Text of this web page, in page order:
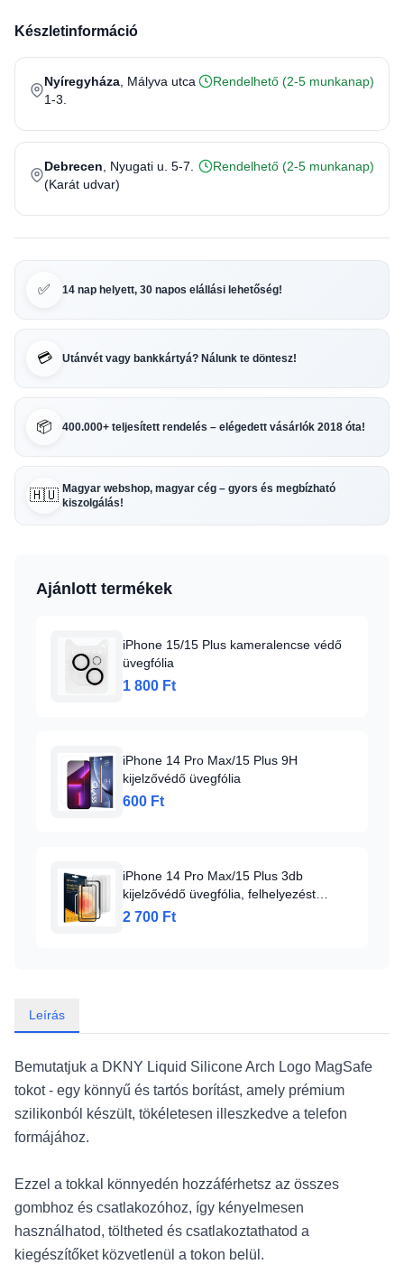
Készletinformáció
Nyíregyháza , Mályva utca
1-3.
Rendelhető (2-5 munkanap)
Debrecen , Nyugati u. 5-7.
(Karát udvar)
Rendelhető (2-5 munkanap)
✅ 14 nap helyett, 30 napos elállási lehetőség!
💳 Utánvét vagy bankkártyá? Nálunk te döntesz!
📦 400.000+ teljesített rendelés – elégedett vásárlók 2018 óta!
🇭🇺 Magyar webshop, magyar cég – gyors és megbízható
kiszolgálás!
Ajánlott termékek
iPhone 15/15 Plus kameralencse védő
üvegfólia
1 800 Ft
iPhone 14 Pro Max/15 Plus 9H
kijelzővédő üvegfólia
600 Ft
iPhone 14 Pro Max/15 Plus 3db
kijelzővédő üvegfólia, felhelyezést
segítő kerettel 9H 2.5D HD 0.33mm
2 700 Ft
Leírás
Bemutatjuk a DKNY Liquid Silicone Arch Logo MagSafe
tokot - egy könnyű és tartós borítást, amely prémium
szilikonból készült, tökéletesen illeszkedve a telefon
formájához.
Ezzel a tokkal könnyedén hozzáférhetsz az összes
gombhoz és csatlakozóhoz, így kényelmesen
használhatod, töltheted és csatlakoztathatod a
kiegészítőket közvetlenül a tokon belül.